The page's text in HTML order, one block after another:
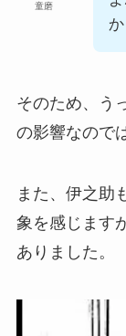
童磨
そのため、う
の影響なので
また、伊之助
象を感じます
ありました。